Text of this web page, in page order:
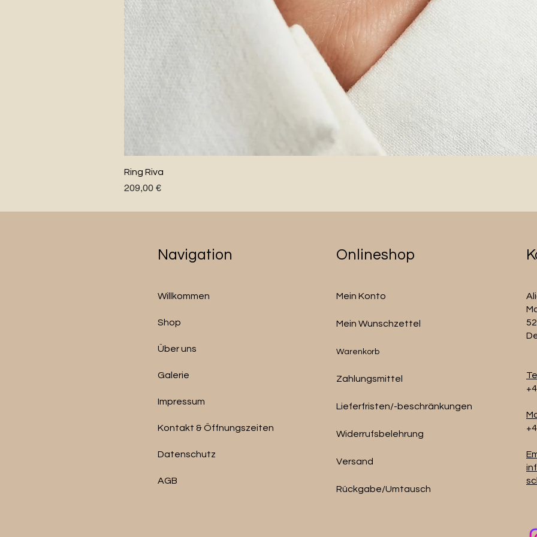
Ring Riva
Preis
209,00 €
Navigation
Willkommen
Shop
Über uns
Galerie
Impressum
Kontakt & Öffnungszeiten
Datenschutz
AGB
Onlineshop
Mein Konto
Mein Wunschzettel
Warenkorb
Zahlungsmittel
Lieferfristen/-beschränkungen
Widerrufsbelehrung
Versand
Rückgabe/Umtausch